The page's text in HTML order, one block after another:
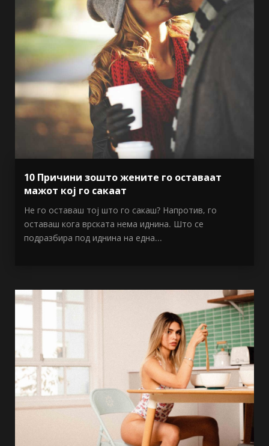
10 Причини зошто жените го оставаат
мажот кој го сакаат
Не го оставаш тој што го сакаш? Напротив, го
оставаш кога врската нема иднина. Што се
подразбира под иднина на една...